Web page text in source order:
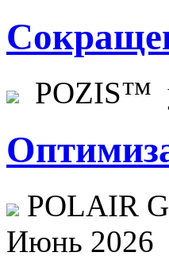
POZIS™
POLAIR
Июнь 2026